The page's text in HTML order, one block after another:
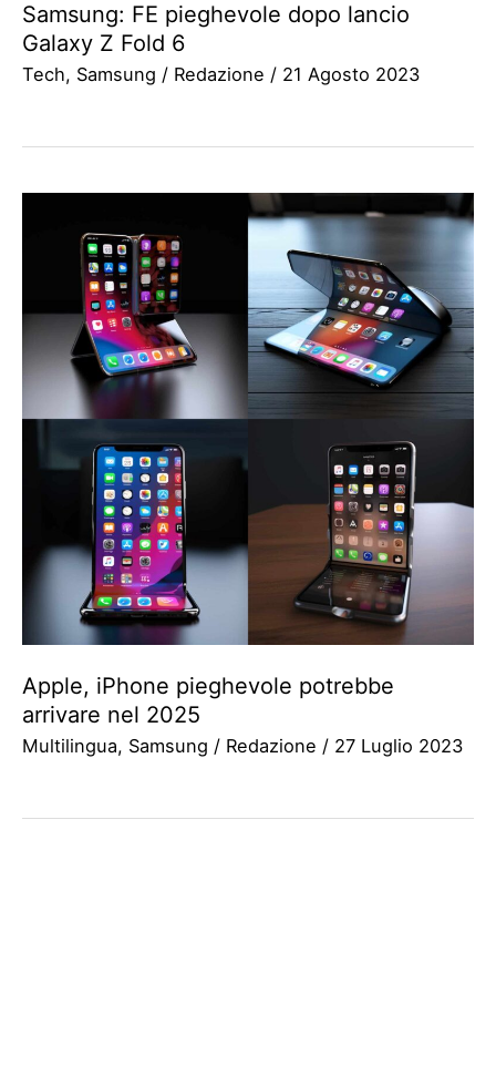
Samsung: FE pieghevole dopo lancio
Galaxy Z Fold 6
Tech, Samsung / Redazione / 21 Agosto 2023
Apple, iPhone pieghevole potrebbe
arrivare nel 2025
Multilingua, Samsung / Redazione / 27 Luglio 2023